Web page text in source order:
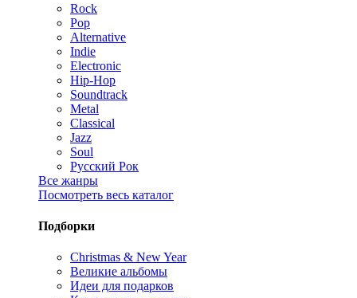
Rock
Pop
Alternative
Indie
Electronic
Hip-Hop
Soundtrack
Metal
Classical
Jazz
Soul
Русский Рок
Все жанры
Посмотреть весь каталог
Подборки
Christmas & New Year
Великие альбомы
Идеи для подарков